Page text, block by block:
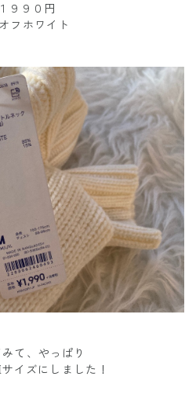
９９０円
フホワイト
て、やっぱり
イズにしました！